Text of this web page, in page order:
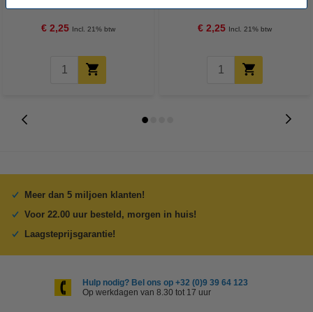
€ 2,25 Incl. 21% btw € 2,25 Incl. 21% btw
Meer dan 5 miljoen klanten!
Voor 22.00 uur besteld, morgen in huis!
Laagsteprijsgarantie!
Hulp nodig? Bel ons op +32 (0)9 39 64 123
Op werkdagen van 8.30 tot 17 uur